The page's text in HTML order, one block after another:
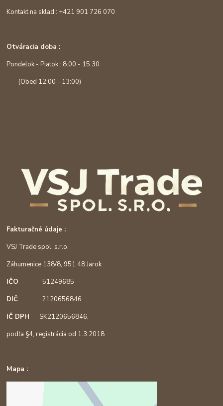
Kontakt na sklad : +421 901 726 070
Otváracia doba :
Pondelok - Piatok : 8:00 - 15:30
(Obed 12:00 - 13:00)
Fakturačné údaje :
VSJ Trade spol. s.r.o.
Záhumenice 138/8, 951 48 Jarok
IČO51249685
DIČ 2120656846
IČ DPHSK2120656846,
podľa §4, registrácia od 1.3.2018
Mapa :